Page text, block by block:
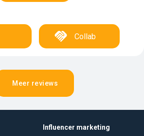
Collab
Meer reviews
Influencer marketing